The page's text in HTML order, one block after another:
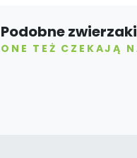
Podobne zwierzaki
ONE TEŻ CZEKAJĄ